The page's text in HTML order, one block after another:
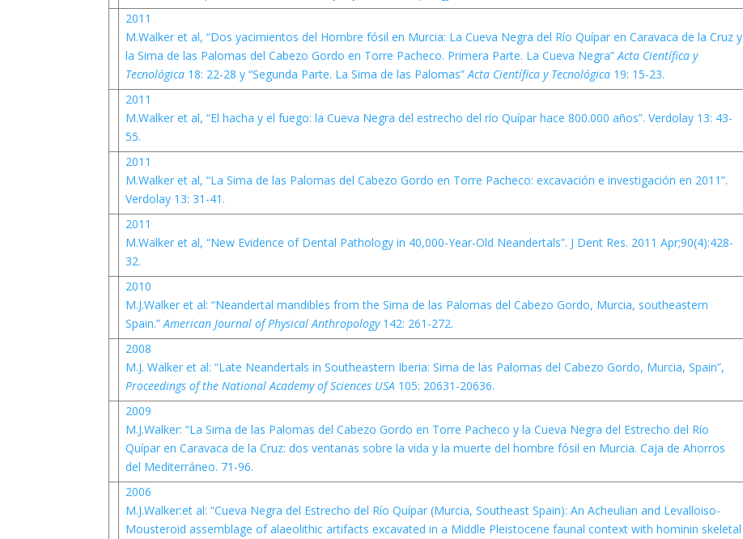
2011
M.Walker et al, “Dos yacimientos del Hombre fósil en Murcia: La Cueva Negra del Río Quípar en Caravaca de la Cruz y
la Sima de las Palomas del Cabezo Gordo en Torre Pacheco. Primera Parte. La Cueva Negra”Acta Científica y
Tecnológica 18: 22-28 y “Segunda Parte. La Sima de las Palomas”Acta Científica y Tecnológica 19: 15-23.
2011
M.Walker et al, “El hacha y el fuego: la Cueva Negra del estrecho del río Quípar hace 800.000 años”. Verdolay 13: 43-
55.
2011
M.Walker et al, “La Sima de las Palomas del Cabezo Gordo en Torre Pacheco: excavación e investigación en 2011”.
Verdolay 13: 31-41.
2011
M.Walker et al, “New Evidence of Dental Pathology in 40,000-Year-Old Neandertals”. J Dent Res. 2011 Apr;90(4):428-
32.
2010
M.J.Walker et al: “Neandertal mandibles from the Sima de las Palomas del Cabezo Gordo, Murcia, southeastern
Spain.”American Journal of Physical Anthropology 142: 261-272.
2008
M.J. Walker et al: “Late Neandertals in Southeastern Iberia: Sima de las Palomas del Cabezo Gordo, Murcia, Spain”,
Proceedings of the National Academy of Sciences USA 105: 20631-20636.
2009
M.J.Walker: “La Sima de las Palomas del Cabezo Gordo en Torre Pacheco y la Cueva Negra del Estrecho del Río
Quípar en Caravaca de la Cruz: dos ventanas sobre la vida y la muerte del hombre fósil en Murcia. Caja de Ahorros
del Mediterráneo. 71-96.
2006
M.J.Walker:et al: “Cueva Negra del Estrecho del Río Quípar (Murcia, Southeast Spain): An Acheulian and Levalloiso-
Mousteroid assemblage of alaeolithic artifacts excavated in a Middle Pleistocene faunal context with hominin skeletal